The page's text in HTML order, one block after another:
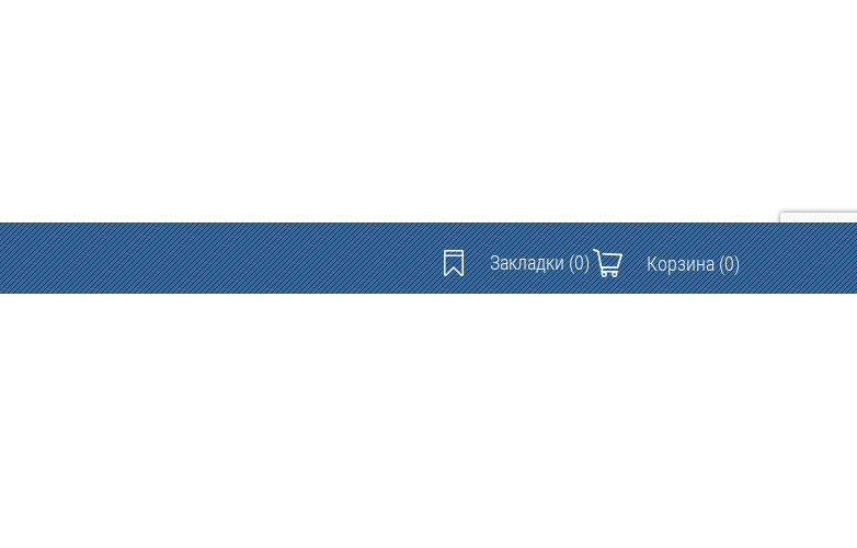
Закладки(0) Корзина(0)